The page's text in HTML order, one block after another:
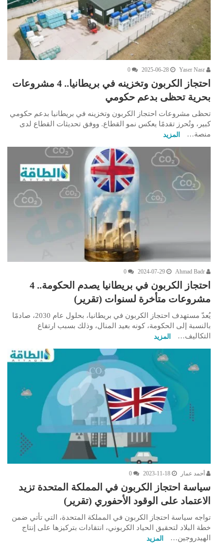
2025-06-28
0
احتجاز الكربون وتخزينه في بريطانيا.. 4 مشروعات
بحرية تحظى بدعم حكومي
تحظى مشروعات احتجاز الكربون وتخزينه في بريطانيا بدعم حكومي
كبير، وتُحرز تقدمًا يعكس نمو القطاع. ووفق تحديثات القطاع لدى
منصة…
المزيد
2024-07-29
0
احتجاز الكربون في بريطانيا يصدم الحكومة.. 4
مشروعات متأخرة لسنوات (تقرير)
يُعدّ مستهدف احتجاز الكربون في بريطانيا، بحلول عام 2030، صادمًا
بالنسبة إلى الحكومة، كونه بعيد المنال، وذلك بسبب ارتفاع
التكاليف…
المزيد
أحمد عمار 2023-11-18
0
سياسة احتجاز الكربون في المملكة المتحدة تزيد
الاعتماد على الوقود الأحفوري (تقرير)
تواجه سياسة احتجاز الكربون في المملكة المتحدة، التي تأتي ضمن
خطة البلاد لتحقيق الحياد الكربوني، انتقادات بتركيزها على إنتاج
الهيدروجين…
المزيد